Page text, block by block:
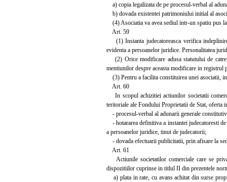
a) copia legalizata de pe procesul-verbal al
b) dovada existentei patrimoniului initial al
(4) Asociatia va avea sediul intr-un spatiu pus
Art. 59
(1) Instanta judecatoreasca verifica
evidenta a persoanelor juridice. Personalitatea
(2) Orice modificare adusa statutului de catre
mentiunilor despre aceasta modificare in registrul
(3) Pentru a facilita constituirea unei asociatii,
Art. 60
In scopul achizitiei actiunilor societatii
teritoriale ale Fondului Proprietatii de Stat, oferta
- procesul-verbal al adunarii generale
- hotararea definitiva a instantei judecatoresti
a persoanelor juridice, tinut de judecatorii;
- dovada efectuarii publicitatii, prin afisare la
Art. 61
Actiunile societatilor comerciale care se
dispozitiilor cuprinse in titlul II din prezentele
a) plata in rate, cu avans achitat din surse